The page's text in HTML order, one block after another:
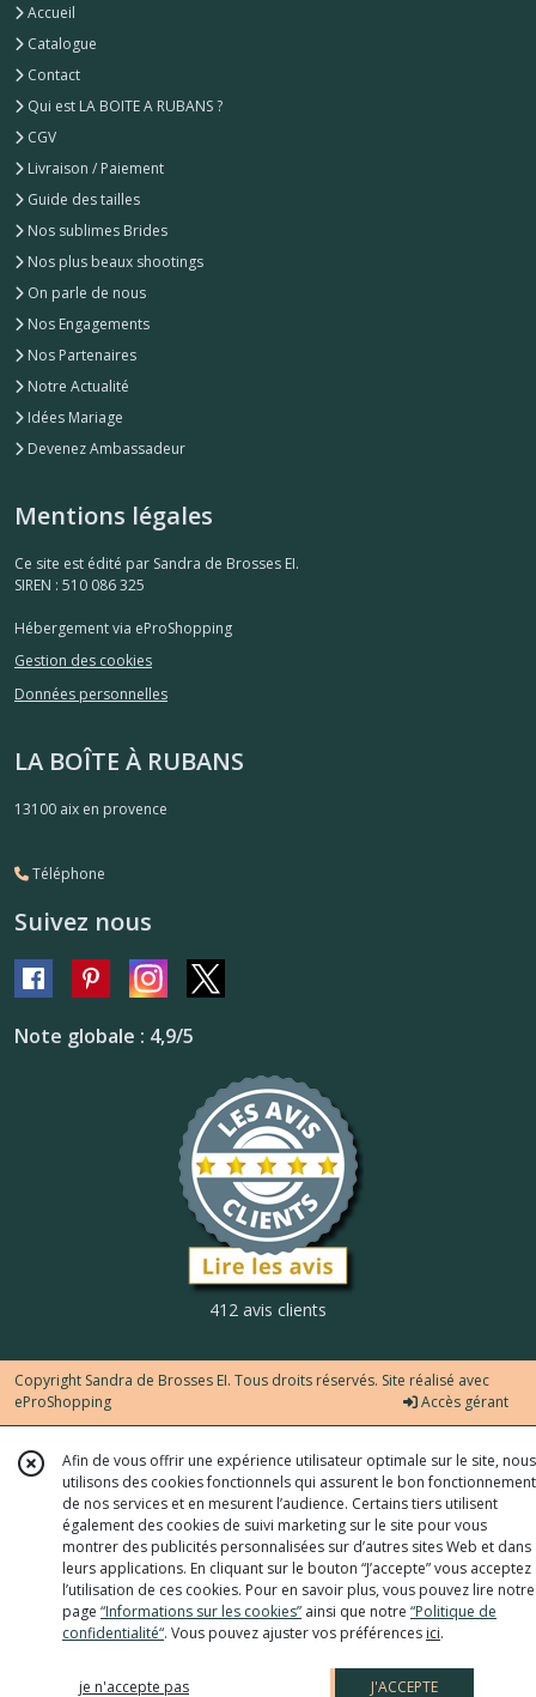
les
résultats
Accueil
Catalogue
Contact
Qui est LA BOITE A RUBANS ?
CGV
Livraison / Paiement
Guide des tailles
Nos sublimes Brides
Nos plus beaux shootings
On parle de nous
Nos Engagements
Nos Partenaires
Notre Actualité
Idées Mariage
Devenez Ambassadeur
Mentions légales
Ce site est édité par Sandra de Brosses EI.
SIREN : 510 086 325
Hébergement via eProShopping
Gestion des cookies
Données personnelles
LA BOÎTE À RUBANS
13100 aix en provence
Téléphone
Suivez nous
Note globale : 4,9/5
412 avis clients
Copyright Sandra de Brosses EI. Tous droits réservés. Site réalisé avec
eProShopping
Accès gérant
Afin de vous offrir une expérience utilisateur optimale sur le site, nous
utilisons des cookies fonctionnels qui assurent le bon fonctionnement
de nos services et en mesurent l’audience. Certains tiers utilisent
également des cookies de suivi marketing sur le site pour vous
montrer des publicités personnalisées sur d’autres sites Web et dans
leurs applications. En cliquant sur le bouton “J’accepte” vous acceptez
l’utilisation de ces cookies. Pour en savoir plus, vous pouvez lire notre
page “Informations sur les cookies” ainsi que notre “Politique de
confidentialité“. Vous pouvez ajuster vos préférences ici.
je n'accepte pas J'ACCEPTE